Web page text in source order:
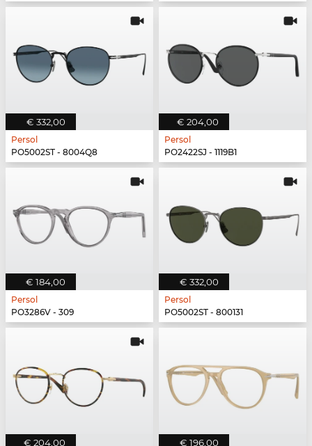
€ 332,00
Persol
PO5002ST - 8004Q8
€ 204,00
Persol
PO2422SJ - 1119B1
€ 184,00
Persol
PO3286V - 309
€ 332,00
Persol
PO5002ST - 800131
€ 204,00 € 196,00